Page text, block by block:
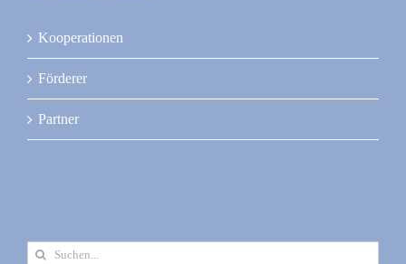
Kooperationen
Förderer
Partner
Suche